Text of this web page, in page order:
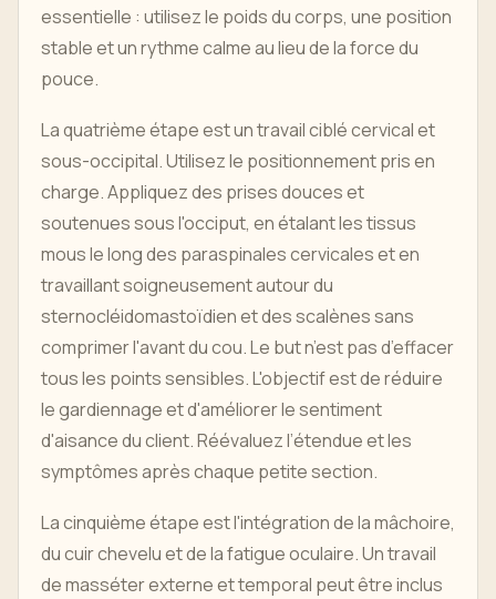
essentielle : utilisez le poids du corps, une position
stable et un rythme calme au lieu de la force du
pouce.
La quatrième étape est un travail ciblé cervical et
sous-occipital. Utilisez le positionnement pris en
charge. Appliquez des prises douces et
soutenues sous l'occiput, en étalant les tissus
mous le long des paraspinales cervicales et en
travaillant soigneusement autour du
sternocléidomastoïdien et des scalènes sans
comprimer l'avant du cou. Le but n’est pas d’effacer
tous les points sensibles. L'objectif est de réduire
le gardiennage et d'améliorer le sentiment
d'aisance du client. Réévaluez l’étendue et les
symptômes après chaque petite section.
La cinquième étape est l'intégration de la mâchoire,
du cuir chevelu et de la fatigue oculaire. Un travail
de masséter externe et temporal peut être inclus